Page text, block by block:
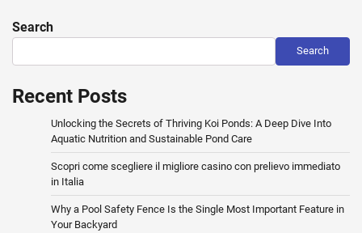
Search
Search
Recent Posts
Unlocking the Secrets of Thriving Koi Ponds: A Deep Dive Into
Aquatic Nutrition and Sustainable Pond Care
Scopri come scegliere il migliore casino con prelievo immediato
in Italia
Why a Pool Safety Fence Is the Single Most Important Feature in
Your Backyard